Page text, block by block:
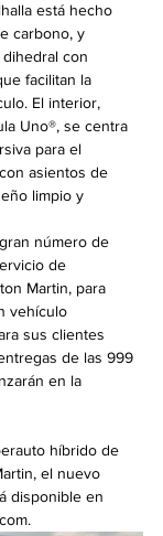
está hecho
carbono, y
con
facilitan la
El interior,
Uno®, se centra
para el
asientos de
limpio y
número de
de
Martin, para
vehículo
sus clientes
de las 999
en la
híbrido de
el nuevo
disponible en